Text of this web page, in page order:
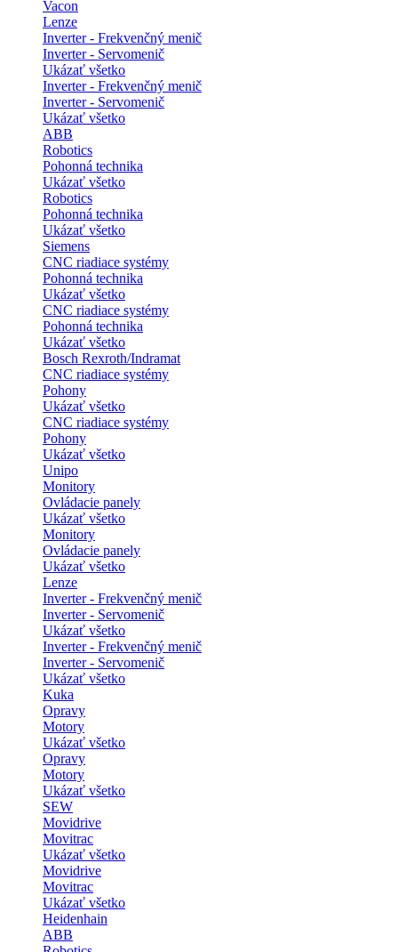
Vacon
Lenze
Inverter - Frekvenčný menič
Inverter - Servomenič
Ukázať všetko
Inverter - Frekvenčný menič
Inverter - Servomenič
Ukázať všetko
ABB
Robotics
Pohonná technika
Ukázať všetko
Robotics
Pohonná technika
Ukázať všetko
Siemens
CNC riadiace systémy
Pohonná technika
Ukázať všetko
CNC riadiace systémy
Pohonná technika
Ukázať všetko
Bosch Rexroth/Indramat
CNC riadiace systémy
Pohony
Ukázať všetko
CNC riadiace systémy
Pohony
Ukázať všetko
Unipo
Monitory
Ovládacie panely
Ukázať všetko
Monitory
Ovládacie panely
Ukázať všetko
Lenze
Inverter - Frekvenčný menič
Inverter - Servomenič
Ukázať všetko
Inverter - Frekvenčný menič
Inverter - Servomenič
Ukázať všetko
Kuka
Opravy
Motory
Ukázať všetko
Opravy
Motory
Ukázať všetko
SEW
Movidrive
Movitrac
Ukázať všetko
Movidrive
Movitrac
Ukázať všetko
Heidenhain
ABB